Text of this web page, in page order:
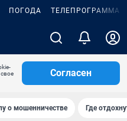
ПОГОДА ТЕЛЕПРОГРАММА
Согласен
о мошенничестве Где